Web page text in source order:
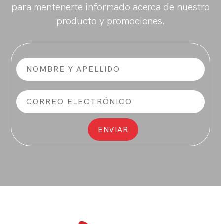
para mentenerte informado acerca de nuestro
producto y promociones.